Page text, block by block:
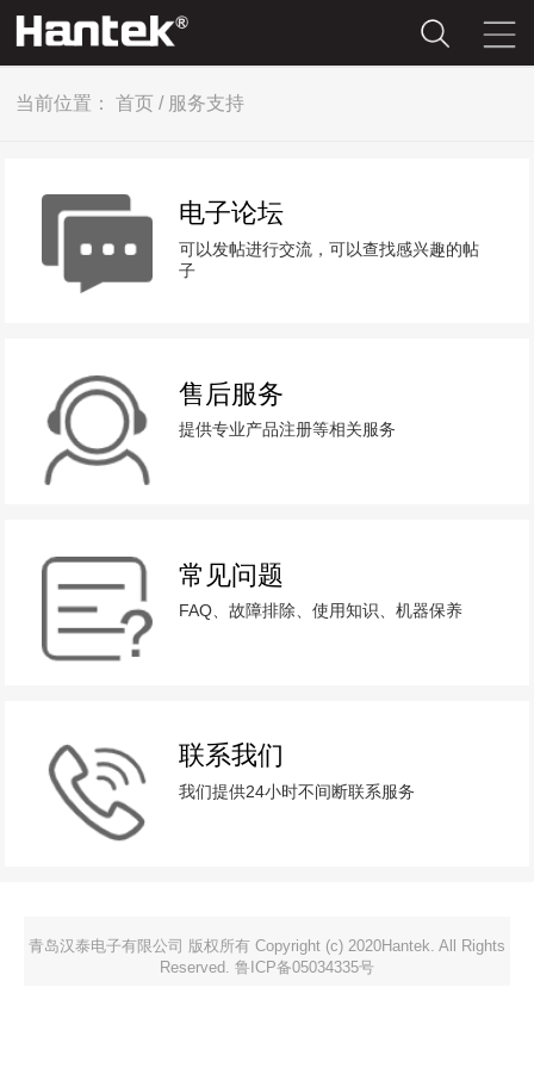
当前位置： 首页 / 服务支持
电子论坛
可以发帖进行交流，可以查找感兴趣的帖
子
售后服务
提供专业产品注册等相关服务
常见问题
FAQ、故障排除、使用知识、机器保养
联系我们
我们提供24小时不间断联系服务
青岛汉泰电子有限公司 版权所有 Copyright (c) 2020Hantek. All Rights
Reserved. 鲁ICP备05034335号